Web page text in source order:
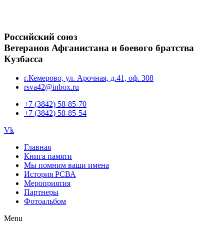
Российский союз
Ветеранов Афганистана и боевого братства
Кузбасса
г.Кемерово, ул. Арочная, д.41, оф. 308
rsva42@inbox.ru
+7 (3842) 58-85-70
+7 (3842) 58-85-54
Vk
Главная
Книга памяти
Мы помним ваши имена
История РСВА
Мероприятия
Партнеры
Фотоальбом
Menu